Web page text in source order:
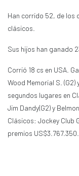
Han corrido 52, de los
clásicos.
Sus hijos han ganado
Corrió 18 cs en USA.
Wood Memorial S.
segundos lugares en
Jim Dandy(G2) y
Clásicos: Jockey Club
premios